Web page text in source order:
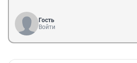
Гость
Войти